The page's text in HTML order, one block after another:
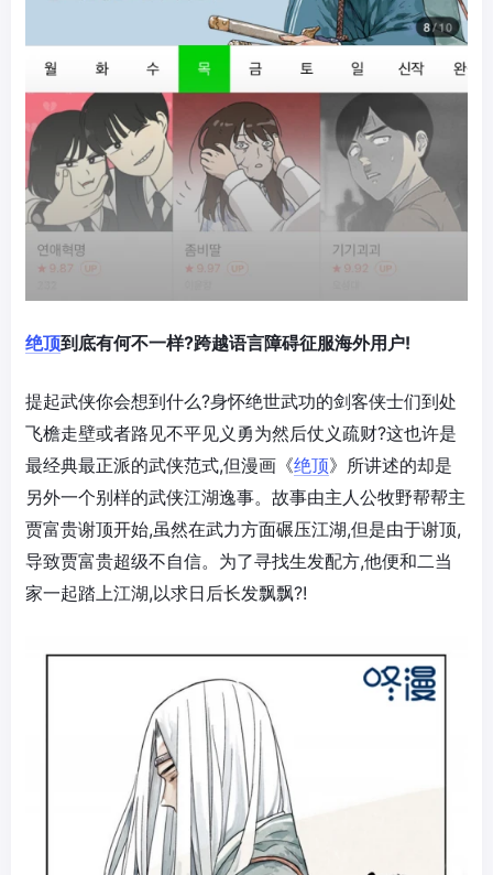
绝顶到底有何不一样?跨越语言障碍征服海外用户!
提起武侠你会想到什么?身怀绝世武功的剑客侠士们到处
飞檐走壁或者路见不平见义勇为然后仗义疏财?这也许是
最经典最正派的武侠范式,但漫画《绝顶》所讲述的却是
另外一个别样的武侠江湖逸事。故事由主人公牧野帮帮主
贾富贵谢顶开始,虽然在武力方面碾压江湖,但是由于谢顶,
导致贾富贵超级不自信。为了寻找生发配方,他便和二当
家一起踏上江湖,以求日后长发飘飘?!